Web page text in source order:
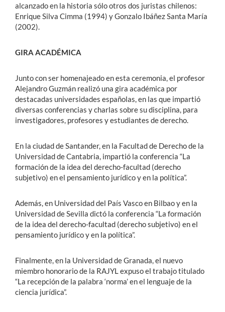
alcanzado en la historia sólo otros dos juristas chilenos:
Enrique Silva Cimma (1994) y Gonzalo Ibáñez Santa María
(2002).
GIRA ACADÉMICA
Junto con ser homenajeado en esta ceremonia, el profesor
Alejandro Guzmán realizó una gira académica por
destacadas universidades españolas, en las que impartió
diversas conferencias y charlas sobre su disciplina, para
investigadores, profesores y estudiantes de derecho.
En la ciudad de Santander, en la Facultad de Derecho de la
Universidad de Cantabria, impartió la conferencia “La
formación de la idea del derecho-facultad (derecho
subjetivo) en el pensamiento jurídico y en la política”.
Además, en Universidad del País Vasco en Bilbao y en la
Universidad de Sevilla dictó la conferencia “La formación
de la idea del derecho-facultad (derecho subjetivo) en el
pensamiento jurídico y en la política”.
Finalmente, en la Universidad de Granada, el nuevo
miembro honorario de la RAJYL expuso el trabajo titulado
“La recepción de la palabra ‘norma’ en el lenguaje de la
ciencia jurídica”.